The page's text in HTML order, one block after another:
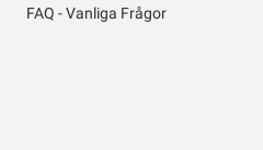
FAQ - Vanliga Frågor